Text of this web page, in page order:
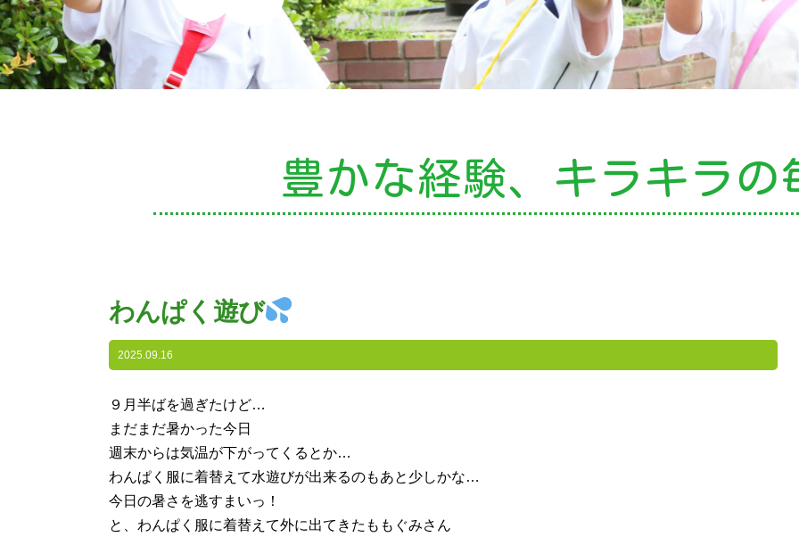
・写真館（販売）
お知らせ
・ニュース
園の特色
・園の特色
課外授業
豊かな経験、 キラキラの
わんぱく遊び
2025.09.16
９月半ばを過ぎたけど…
まだまだ暑かった今日
週末からは気温が下がってくるとか…
わんぱく服に着替えて水遊びが出来るのもあと少しかな…
今日の暑さを逃すまいっ！
と、わんぱく服に着替えて外に出てきたももぐみさん